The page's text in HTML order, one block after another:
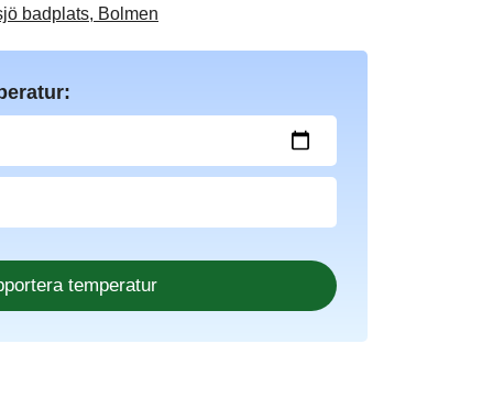
badplats, Bolmen